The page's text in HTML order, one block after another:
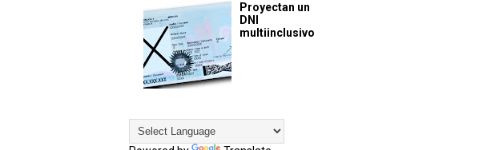
Proyectan un
DNI
multiinclusivo